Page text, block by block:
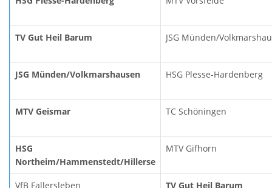
TV Gut Heil Barum JSG Münden/
JSG Münden/Volkmarshausen HSG Plesse-Hardenberg
MTV Geismar TC Schöningen
HSG
Northeim/Hammenstedt/Hillerse
MTV Gifhorn
VfB Fallersleben TV Gut Heil Barum